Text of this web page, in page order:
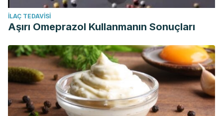
İLAÇ TEDAVISI
Aşırı Omeprazol Kullanmanın Sonuçları